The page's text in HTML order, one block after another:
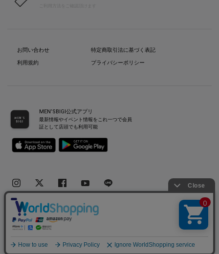
お問い合わせ
利用規約
特定商取引法に基づく表記
プライバシーポリシー
MEN’SBIGI公式アプリ
最新情報やイベント情報をこれ一つで会員
証として店頭でも利用可能
Copyright(C) Bigi Co.,Ltd.All Rights Reserved.